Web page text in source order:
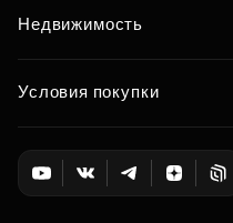
Недвижимость
Условия покупки